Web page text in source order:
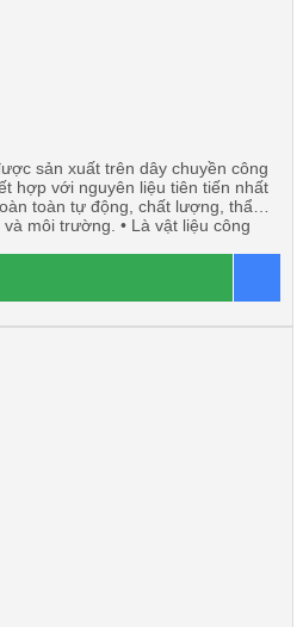
sản xuất trên dây chuyền công
hợp với nguyên liệu tiên tiến nhất
toàn tự động, chất lượng, thẩm
môi trường. • Là vật liệu công
9311-8:2012: EI15 ÷ EI45 •
chắn và nhẹ. Có khả năng cách